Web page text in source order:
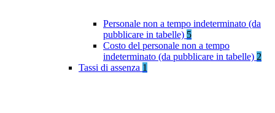
Personale non a tempo indeterminato (da
pubblicare in tabelle) 5
Costo del personale non a tempo
indeterminato (da pubblicare in tabelle) 2
Tassi di assenza 1